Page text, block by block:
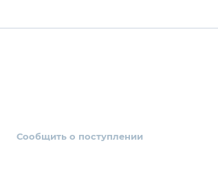
Сообщить о поступлении